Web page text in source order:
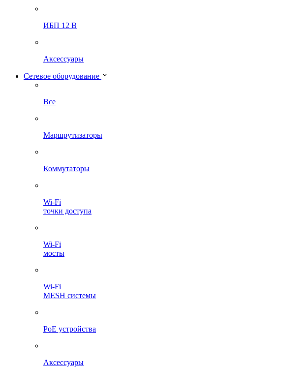
ИБП 12 В
Аксессуары
Сетевое оборудование
Все
Маршрутизаторы
Коммутаторы
Wi-Fi
точки доступа
Wi-Fi
мосты
Wi-Fi
MESH системы
PoE устройства
Аксессуары